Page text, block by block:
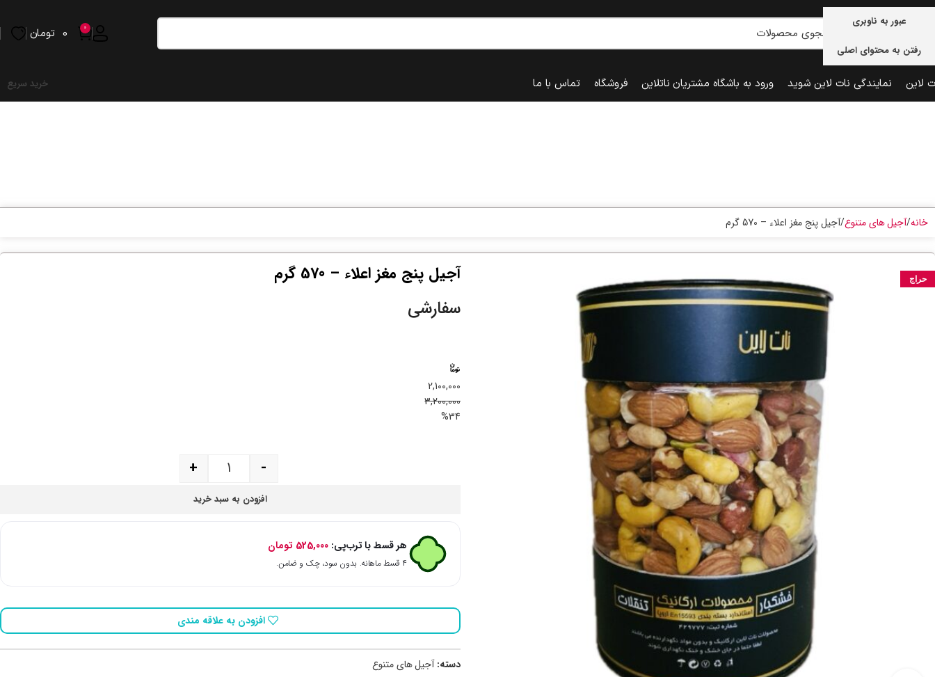
عبور به ناوبری
رفتن به محتوای اصلی
0
0 تومان
لاین نمایندگی نات لاین شوید ورود به باشگاه مشتریان ناتلاین فروشگاه تماس با ما خرید سریع
خانه آجیل های متنوع آجیل پنج مغز اعلاء – 570 گرم
حراج آجیل پنج مغز اعلاء – 570 گرم
سفارشی
2,100,000
3,200,000
%34
-
+
افزودن به سبد خرید
هر قسط با ترب‌پی:525,000 تومان
۴ قسط ماهانه. بدون سود، چک و ضامن.
افزودن به علاقه مندی
دسته: آجیل های متنوع